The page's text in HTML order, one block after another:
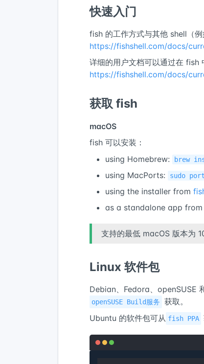
快速入门
fish 的工作方式与其他 shell（
https://fishshell.com/docs/
详细的用户文档可以通过在 fish
https://fishshell.com/docs/
获取 fish
macOS
fish 可以安装：
using Homebrew:
brew
using MacPorts: sudo
using the installer from
as a standalone app from
支持的最低 macOS 版本为
Linux 软件包
Debian、Fedora、openSUSE
openSUSE Build服务
获取。
Ubuntu 的软件包可从 fish PPA